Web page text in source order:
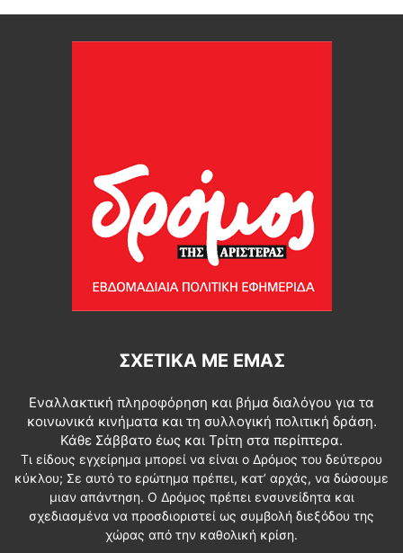
ΣΧΕΤΙΚΆ ΜΕ ΕΜΆΣ
Εναλλακτική πληροφόρηση και βήμα διαλόγου για τα
κοινωνικά κινήματα και τη συλλογική πολιτική δράση.
Κάθε Σάββατο έως και Τρίτη στα περίπτερα.
Τι είδους εγχείρημα μπορεί να είναι ο Δρόμος του δεύτερου
κύκλου; Σε αυτό το ερώτημα πρέπει, κατ’ αρχάς, να δώσουμε
μιαν απάντηση. Ο Δρόμος πρέπει ενσυνείδητα και
σχεδιασμένα να προσδιοριστεί ως συμβολή διεξόδου της
χώρας από την καθολική κρίση.